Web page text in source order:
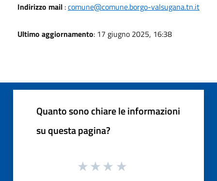
Indirizzo mail :comune@comune.borgo-valsugana.tn.it
Ultimo aggiornamento: 17 giugno 2025, 16:38
Quanto sono chiare le informazioni
su questa pagina?